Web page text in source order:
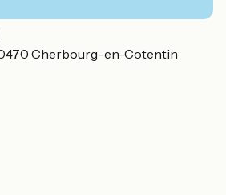
Cherbourg-en-Cotentin